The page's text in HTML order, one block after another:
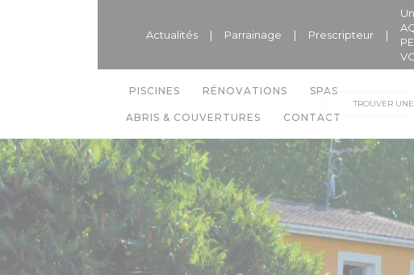
Actualités | Parrainage | Prescripteur |
PISCINES RÉNOVATIONS SPAS
ABRIS & COUVERTURES CONTACT
TROUVER